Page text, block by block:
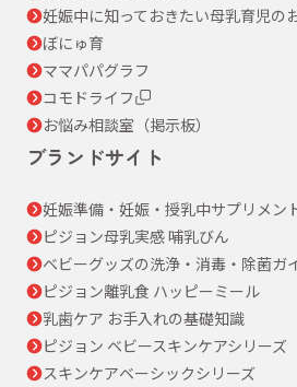
妊娠中に知っておきたい母乳育児の
ぼにゅ育
ママパパグラフ
コモドライフ
お悩み相談室（掲示板）
ブランドサイト
妊娠準備・妊娠・授乳中サプリメン
ピジョン母乳実感 哺乳びん
ベビーグッズの洗浄・消毒・除菌ガ
ピジョン離乳食 ハッピーミール
乳歯ケア お手入れの基礎知識
ピジョン ベビースキンケアシリーズ
スキンケアベーシックシリーズ